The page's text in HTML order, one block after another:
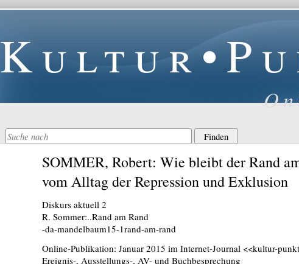
SOMMER, Robert: Wie bleibt der Rand
vom Alltag der Repression und Exklusion
Diskurs aktuell 2
R. Sommer:..Rand am Rand
-da-mandelbaum15-1rand-am-rand
Online-Publikation: Januar 2015 im Internet-Journal <<kultur-
Ereignis-, Ausstellungs-, AV- und Buchbesprechung